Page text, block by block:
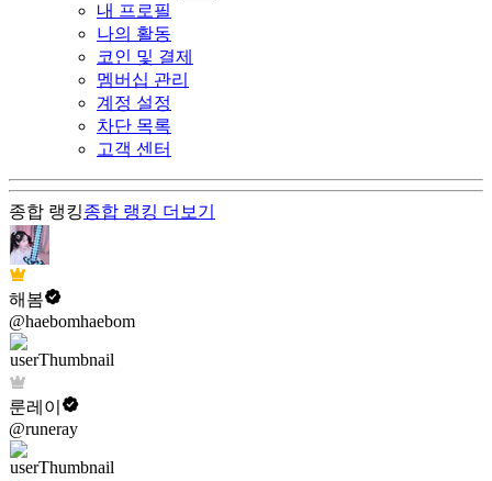
내 프로필
나의 활동
코인 및 결제
멤버십 관리
계정 설정
차단 목록
고객 센터
종합 랭킹종합 랭킹 더보기
해봄
@haebomhaebom
룬레이
@runeray